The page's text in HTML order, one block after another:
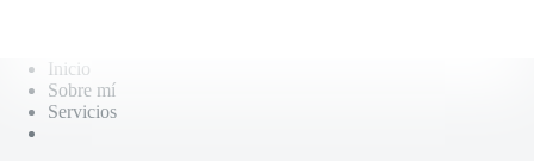
Inicio
Sobre mí
Servicios